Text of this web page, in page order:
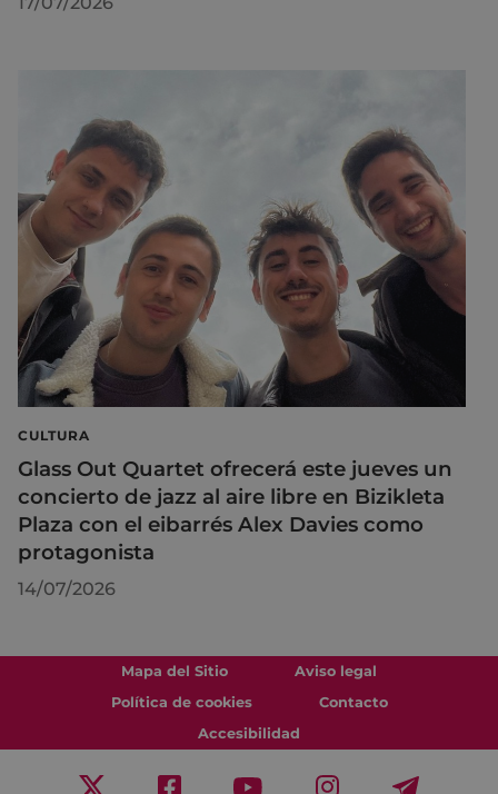
CULTURA
Glass Out Quartet ofrecerá este jueves un
concierto de jazz al aire libre en Bizikleta
Plaza con el eibarrés Alex Davies como
protagonista
14/07/2026
Mapa del Sitio
Aviso legal
Política de cookies
Contacto
Accesibilidad